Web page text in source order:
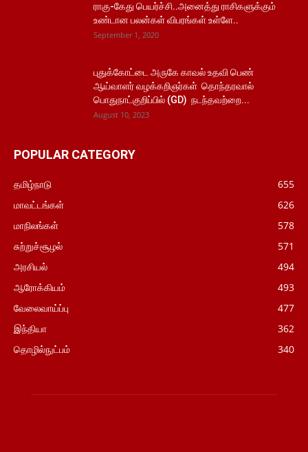
ராகு-கேது பெயர்ச்சி..அனைத்து ராசிகளுக்கும்
உண்டான பலன்கள் விபரங்கள் உள்ளே..
September 1, 2020
புதுக்கோட்டை அருகே காவல் உதவி பெண்
ஆய்வாளர் வழக்கறிஞர்கள் தொந்தரவால்
பொதுநாட்குறிப்பில் (GD) நடந்தவற்றை...
August 10, 2023
POPULAR CATEGORY
தமிழ்நாடு
655
மாவட்டங்கள்
626
மாநிலங்கள்
578
சுற்றுச்சூழல்
571
அரசியல்
494
ஆரோக்கியம்
493
வேலைவாய்ப்பு
477
இந்தியா
362
தொழில்நுட்பம்
340